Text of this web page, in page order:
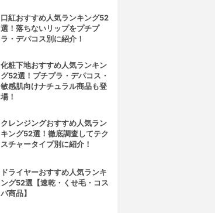
口紅おすすめ人気ランキング52
選！落ちないリップをプチプ
ラ・デパコス別に紹介！
化粧下地おすすめ人気ランキン
グ52選！プチプラ・デパコス・
敏感肌向けナチュラル商品も登
場！
クレンジングおすすめ人気ラン
キング52選！徹底調査してテク
スチャータイプ別に紹介！
ドライヤーおすすめ人気ランキ
ング52選【速乾・くせ毛・コス
パ商品】